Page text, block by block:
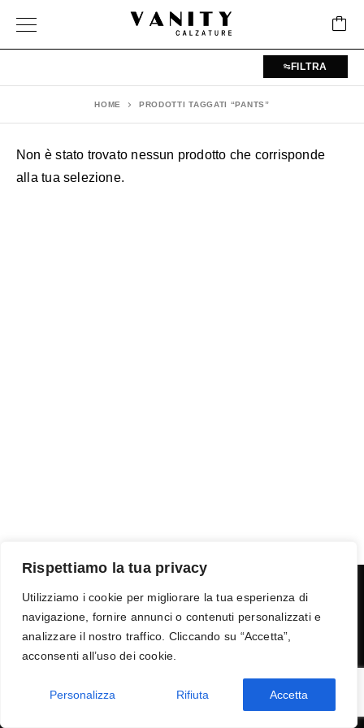
Rispettiamo la tua privacy
Utilizziamo i cookie per migliorare la tua esperienza di
navigazione, fornire annunci o contenuti personalizzati e
analizzare il nostro traffico. Cliccando su “Accetta”,
acconsenti all’uso dei cookie.
Personalizza Rifiuta Accetta
FILTRA
HOME PRODOTTI TAGGATI “PANTS”
Non è stato trovato nessun prodotto che corrisponde
alla tua selezione.
Termini e condizioni-Privacy-Reso